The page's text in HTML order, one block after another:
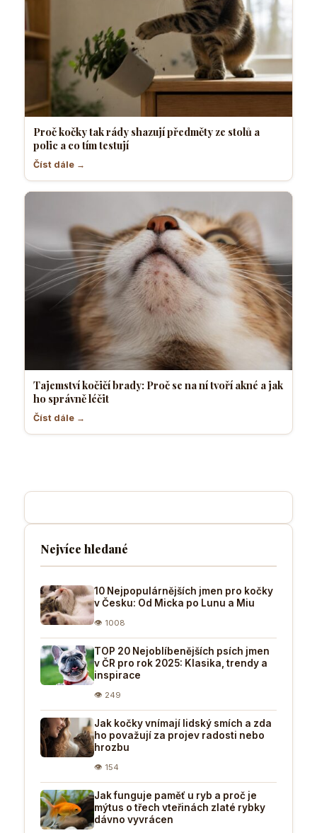
Proč kočky tak rády shazují předměty ze stolů a
polic a co tím testují
Číst dále →
Tajemství kočičí brady: Proč se na ní tvoří akné a jak
ho správně léčit
Číst dále →
Nejvíce hledané
10 Nejpopulárnějších jmen pro kočky
v Česku: Od Micka po Lunu a Miu
👁 1008
TOP 20 Nejoblíbenějších psích jmen
v ČR pro rok 2025: Klasika, trendy a
inspirace
👁 249
Jak kočky vnímají lidský smích a zda
ho považují za projev radosti nebo
hrozbu
👁 154
Jak funguje paměť u ryb a proč je
mýtus o třech vteřinách zlaté rybky
dávno vyvrácen